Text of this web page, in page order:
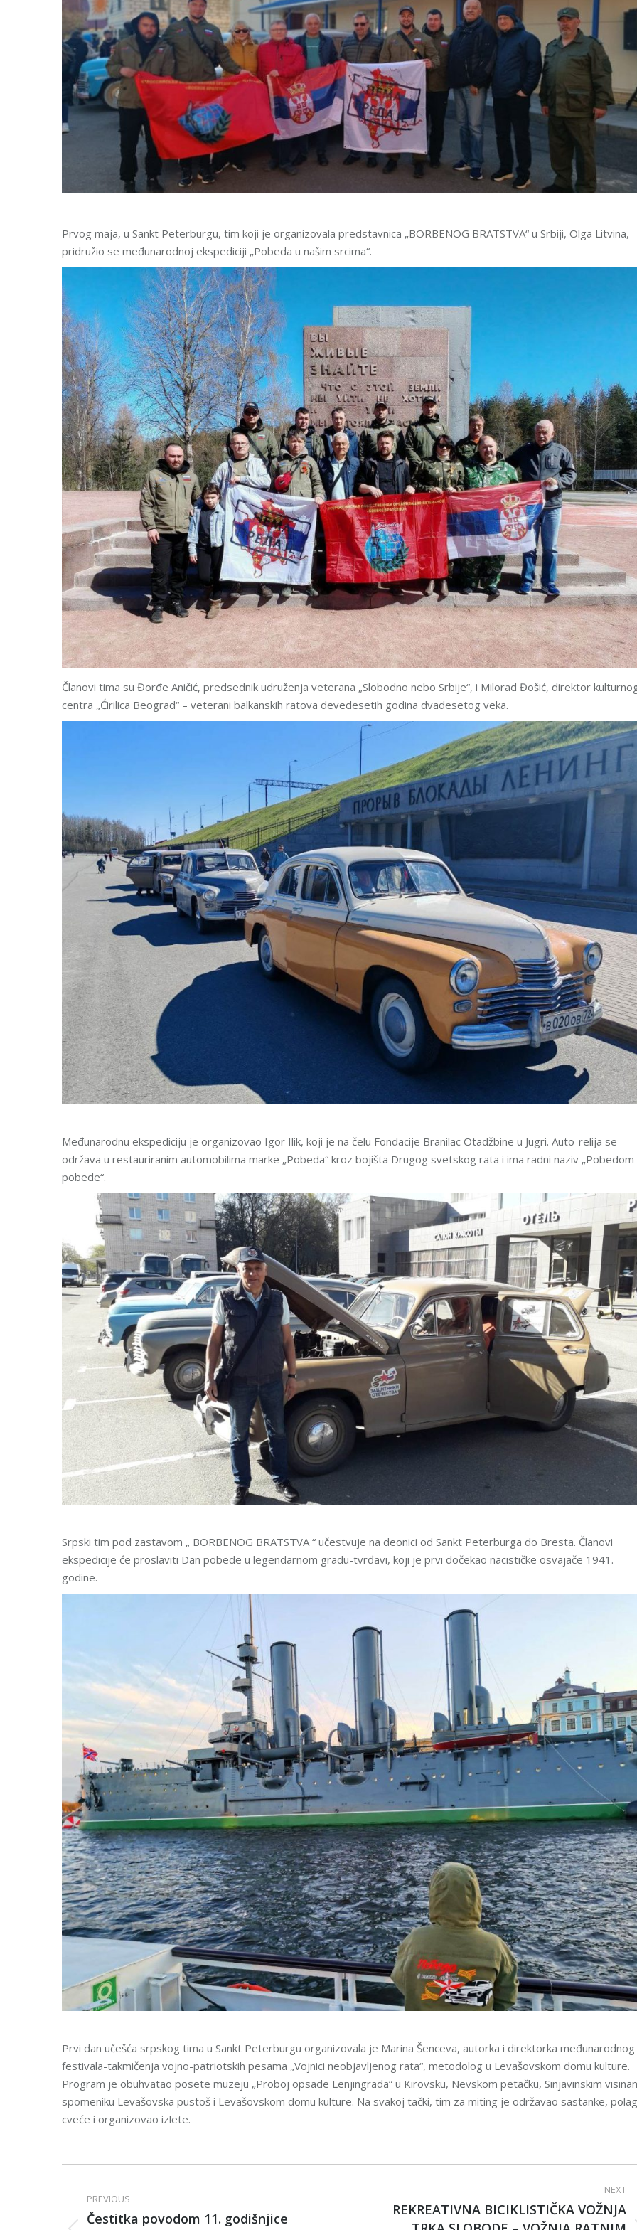
Prvog maja, u Sankt Peterburgu, tim koji je organizovala predstavnica „BORBENOG BRATSTVA“ u Srbiji, Olga Litvina,
pridružio se međunarodnoj ekspediciji „Pobeda u našim srcima“.
Članovi tima su Đorđe Aničić, predsednik udruženja veterana „Slobodno nebo Srbije“, i Milorad Đošić, direktor
centra „Ćirilica Beograd“ – veterani balkanskih ratova devedesetih godina dvadesetog veka.
Međunarodnu ekspediciju je organizovao Igor Ilik, koji je na čelu Fondacije Branilac Otadžbine u Jugri. Auto-relija se
održava u restauriranim automobilima marke „Pobeda“ kroz bojišta Drugog svetskog rata i ima radni naziv
pobede“.
Srpski tim pod zastavom „ BORBENOG BRATSTVA “ učestvuje na deonici od Sankt Peterburga do Bresta. Članovi
ekspedicije će proslaviti Dan pobede u legendarnom gradu-tvrđavi, koji je prvi dočekao nacističke osvajače 1941.
godine.
Prvi dan učešća srpskog tima u Sankt Peterburgu organizovala je Marina Šenceva, autorka i direktorka međunarodnog
festivala-takmičenja vojno-patriotskih pesama „Vojnici neobjavljenog rata“, metodolog u Levašovskom domu kulture.
Program je obuhvatao posete muzeju „Proboj opsade Lenjingrada“ u Kirovsku, Nevskom petačku, Sinjavinskim
spomeniku Levašovska pustoš i Levašovskom domu kulture. Na svakoj tački, tim za miting je održavao sastanke,
cveće i organizovao izlete.
navigation
PREVIOUS
Čestitka povodom 11. godišnjice
NEXT
REKREATIVNA BICIKLISTIČKA VOŽNJA